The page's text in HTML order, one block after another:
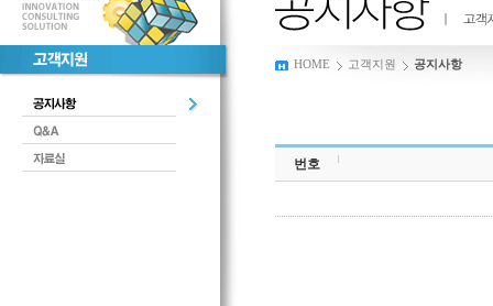
HOME 고객지원 공지사항
번호